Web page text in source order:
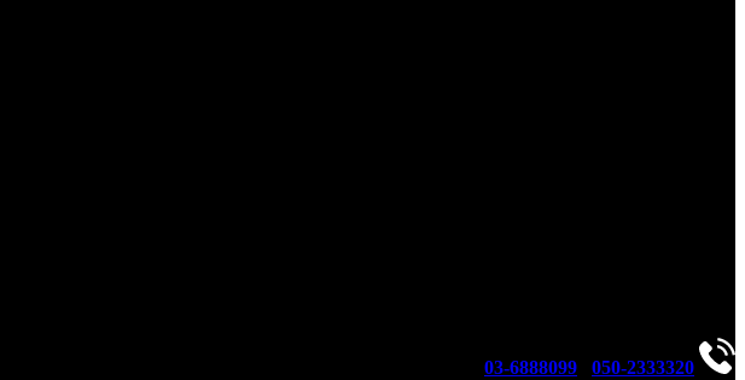
050-2333320
03-6888099